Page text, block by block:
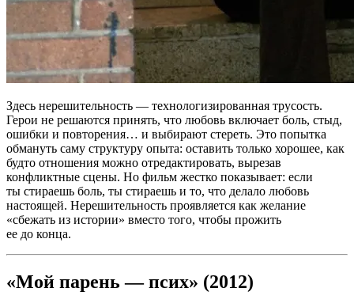
Здесь нерешительность — технологизированная трусость.
Герои не решаются принять, что любовь включает боль, стыд,
ошибки и повторения… и выбирают стереть. Это попытка
обмануть саму структуру опыта: оставить только хорошее, как
будто отношения можно отредактировать, вырезав
конфликтные сцены. Но фильм жестко показывает: если
ты стираешь боль, ты стираешь и то, что делало любовь
настоящей. Нерешительность проявляется как желание
«сбежать из истории» вместо того, чтобы прожить
ее до конца.
«Мой парень — псих» (2012)